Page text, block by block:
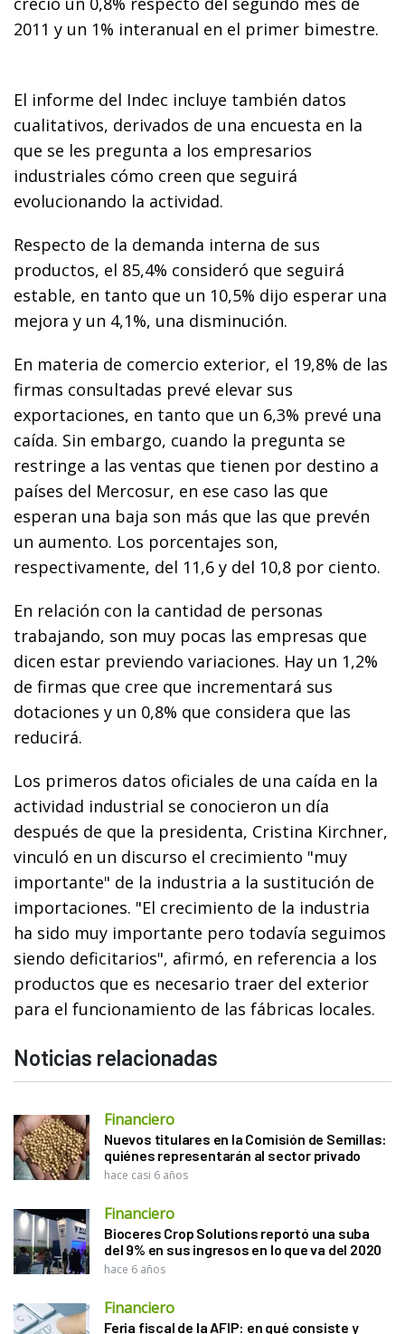
2011 y un 1% interanual en el primer bimestre.
El informe del Indec incluye también datos
cualitativos, derivados de una encuesta en la
que se les pregunta a los empresarios
industriales cómo creen que seguirá
evolucionando la actividad.
Respecto de la demanda interna de sus
productos, el 85,4% consideró que seguirá
estable, en tanto que un 10,5% dijo esperar una
mejora y un 4,1%, una disminución.
En materia de comercio exterior, el 19,8% de las
firmas consultadas prevé elevar sus
exportaciones, en tanto que un 6,3% prevé una
caída. Sin embargo, cuando la pregunta se
restringe a las ventas que tienen por destino a
países del Mercosur, en ese caso las que
esperan una baja son más que las que prevén
un aumento. Los porcentajes son,
respectivamente, del 11,6 y del 10,8 por ciento.
En relación con la cantidad de personas
trabajando, son muy pocas las empresas que
dicen estar previendo variaciones. Hay un 1,2%
de firmas que cree que incrementará sus
dotaciones y un 0,8% que considera que las
reducirá.
Los primeros datos oficiales de una caída en la
actividad industrial se conocieron un día
después de que la presidenta, Cristina Kirchner,
vinculó en un discurso el crecimiento "muy
importante" de la industria a la sustitución de
importaciones. "El crecimiento de la industria
ha sido muy importante pero todavía seguimos
siendo deficitarios", afirmó, en referencia a los
productos que es necesario traer del exterior
para el funcionamiento de las fábricas locales.
Noticias relacionadas
Financiero
Nuevos titulares en la Comisión de Semillas:
quiénes representarán al sector privado
hace casi 6 años
Financiero
Bioceres Crop Solutions reportó una suba
del 9% en sus ingresos en lo que va del 2020
hace 6 años
Financiero
Feria fiscal de la AFIP: en qué consiste y